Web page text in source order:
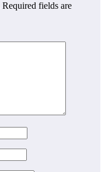
Required fields are